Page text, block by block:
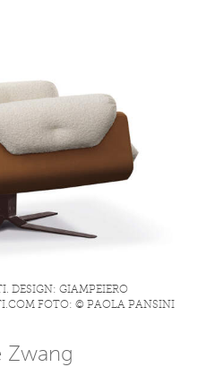
DESIGN: GIAMPEIERO
FOTO: © PAOLA PANSINI
Zwang